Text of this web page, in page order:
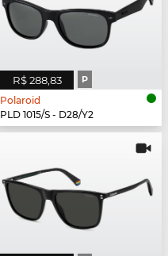
R$ 288,83 P
Polaroid
PLD 1015/S - D28/Y2